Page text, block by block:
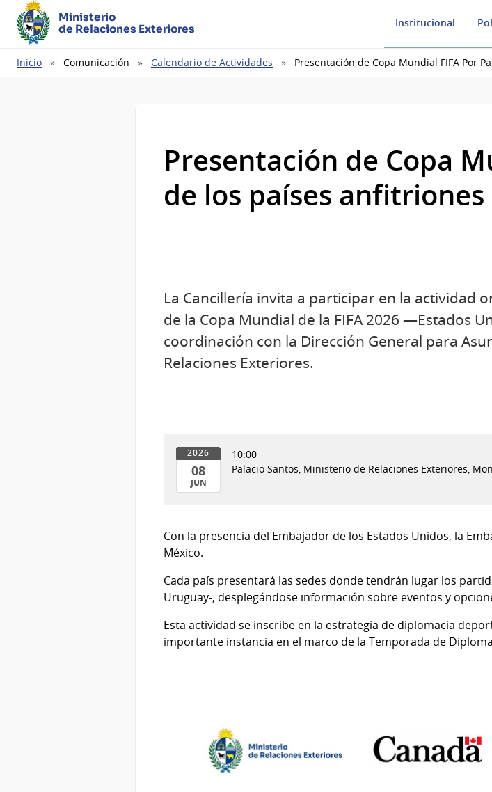
Ministerio
de Relaciones Exteriores
Institucional
Ruta
Inicio Comunicación Calendario de Actividades Presentación de Copa Mundial FIFA Por
Presentación de Copa
de los países anfitriones
La Cancillería invita a participar en la actividad
de la Copa Mundial de la FIFA 2026 —Estados
coordinación con la Dirección General para
Relaciones Exteriores.
2026
08
JUN
Jun
del
10:00
Palacio Santos, Ministerio de Relaciones Exteriores,
Con la presencia del Embajador de los Estados Unidos, la
México.
Cada país presentará las sedes donde tendrán lugar los
Uruguay-, desplegándose información sobre eventos y
Esta actividad se inscribe en la estrategia de diplomacia
importante instancia en el marco de la Temporada de